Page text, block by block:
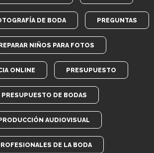
DE BODA PREGUNTAS
NIÑOS PARA FOTOS
ONLINE PRESUPUESTO
PRESUPUESTO DE BODAS
AUDIOVISUAL
DE LA BODA